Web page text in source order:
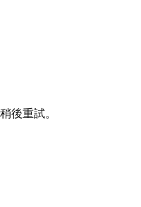
條無障礙步道步行10
台。您可以走到階梯頂
向天空，或許能看到翱
有一片植被恢復區，生
物的有袋動物。它們的
後重試。